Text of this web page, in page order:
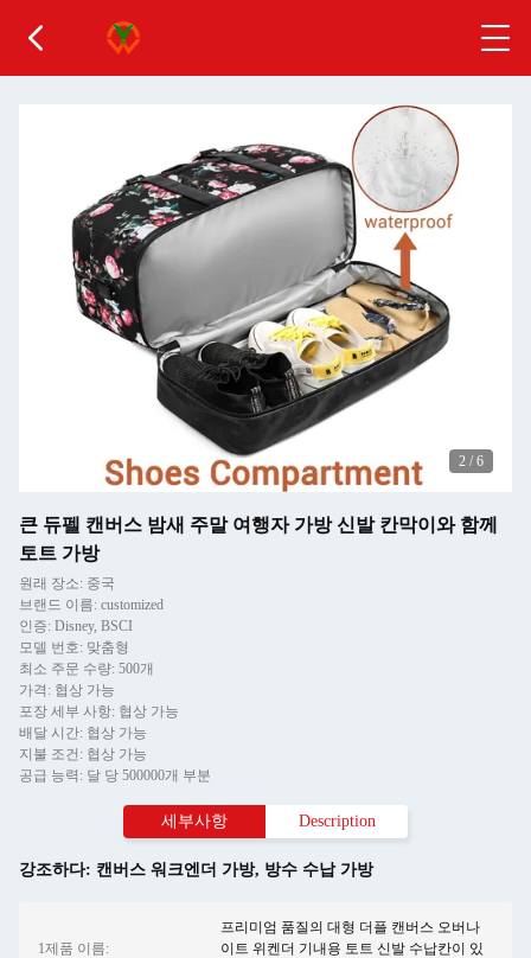
2 / 6
큰 듀펠 캔버스 밤새 주말 여행자 가방 신발 칸막이와 함께
토트 가방
원래 장소: 중국
브랜드 이름: customized
인증: Disney, BSCI
모델 번호: 맞춤형
최소 주문 수량: 500개
가격: 협상 가능
포장 세부 사항: 협상 가능
배달 시간: 협상 가능
지불 조건: 협상 가능
공급 능력: 달 당 500000개 부분
세부사항 Description
강조하다: 캔버스 워크엔더 가방, 방수 수납 가방
1제품 이름:
프리미엄 품질의 대형 더플 캔버스 오버나
이트 위켄더 기내용 토트 신발 수납칸이 있